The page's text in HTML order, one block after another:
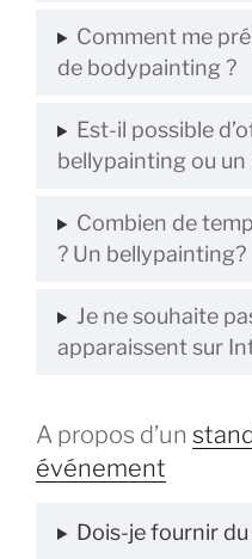
Comment me
de bodypainting ?
Est-il possible
bellypainting ou
Combien de
? Un bellypainting?
Je ne souhaite
apparaissent sur
A propos d’un
événement
Dois-je fournir